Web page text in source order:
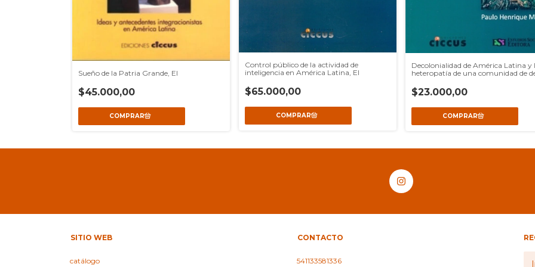
Sueño de la Patria Grande, El
$45.000,00
Control público de la actividad de
inteligencia en América Latina, El
$65.000,00
Decolonialidad de América Latina y
heteropatía de una comunidad de
$23.000,00
SITIO WEB
catálogo
CONTACTO
541133581336